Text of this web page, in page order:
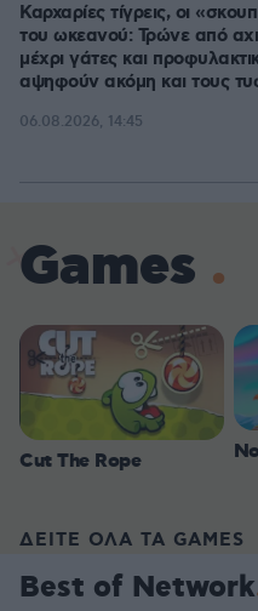
Καρχαρίες τίγρεις, οι
του ωκεανού: Τρώνε από
μέχρι γάτες και
αψηφούν ακόμη και τους
06.08.2026, 14:45
Games
Cut The Rope
ΔΕΙΤΕ ΟΛΑ ΤΑ GAMES
Best of Network